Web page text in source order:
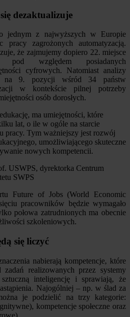
dezaktualizuje
jednym z najwyższych w Europie
pracy zagrożonych automatyzacją.
że zajmujemy dopiero 22. miejsce
względem posiadanych
cyfrowych. Natomiast analizy
9. pozycji wśród 34 państw
w kontekście pilnej potrzeby
osób dorosłych.
ma umiejętności, które
lat, o ile w ogóle na starcie
pracy. Tym ważniejszy jest rozwój
umożliwiającego skuteczne
nowych kompetencii.
USWPS, dyrektorka Centrum
SWPS
Future of Jobs (World Economic
pracowników będzie wymagało
połowa zatrudnionych ma obecnie
szkoleniowych.
się liczyć
nabierają kompetencje, które
realizowanych przez systemy
inteligencję i sprawiają, że
Najogólniej – np. w ślad za
je podzielić na trzy kategorie:
kompetencje społeczne oraz